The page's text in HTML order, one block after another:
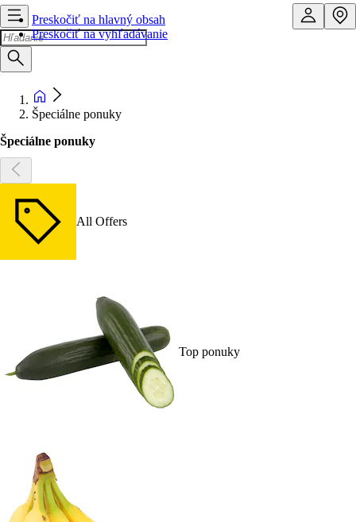
Preskočiť na hlavný obsah
Preskočiť na vyhľadávanie
Špeciálne ponuky
Špeciálne ponuky
All Offers
Top ponuky